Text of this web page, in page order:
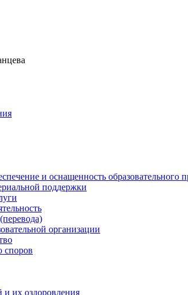
и оснащенность образовательного
поддержки
организации
споров
и их оздоровления